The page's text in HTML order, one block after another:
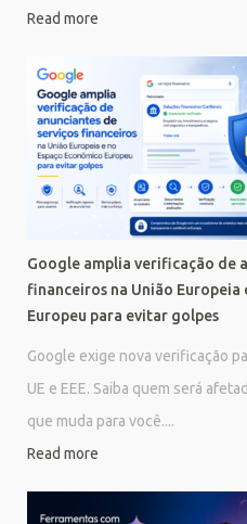
Read more
Google amplia verificação de
financeiros na União Europeia
Europeu para evitar golpes
Google exige nova verificação
UE e EEE. Saiba quem será
que muda para você....
Read more